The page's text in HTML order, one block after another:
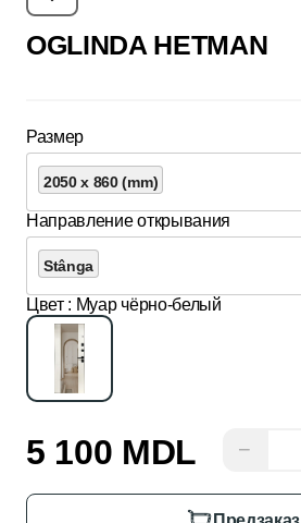
OGLINDA HETMAN
Размер
2050 x 860 (mm)
Направление открывания
Stânga
Цвет : Муар чёрно-белый
5 100 MDL −